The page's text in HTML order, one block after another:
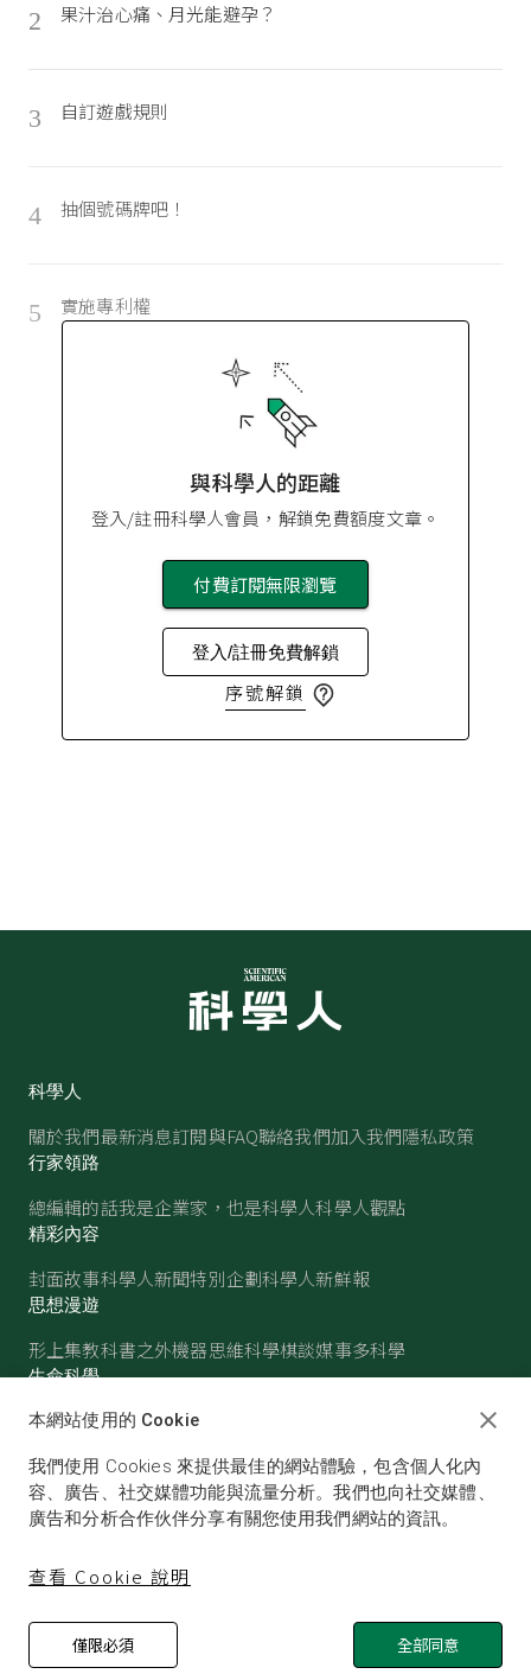
2 果汁治心痛、月光能避孕？
3 自訂遊戲規則
4 抽個號碼牌吧！
5 實施專利權
與科學人的距離
登入/註冊科學人會員，解鎖免費額度文章。
付費訂閱無限瀏覽
登入/註冊免費解鎖
序號解鎖
科學人
關於我們最新消息訂閱與FAQ聯絡我們加入我們隱私政策
行家領路
總編輯的話我是企業家，也是科學人科學人觀點
精彩內容
封面故事科學人新聞特別企劃科學人新鮮報
思想漫遊
形上集教科書之外機器思維科學棋談媒事多科學
生命科學
醫學古生物心理學生態學
物理 化學地球科學天文
© SCIENTIFIC AMERICAN, A DIVISION OF NATURE
本網站使用的 Cookie
我們使用 Cookies 來提供最佳的網站體驗，包含個人化內
容、廣告、社交媒體功能與流量分析。我們也向社交媒體、
廣告和分析合作伙伴分享有關您使用我們網站的資訊。
查看 Cookie 說明
僅限必須 全部同意